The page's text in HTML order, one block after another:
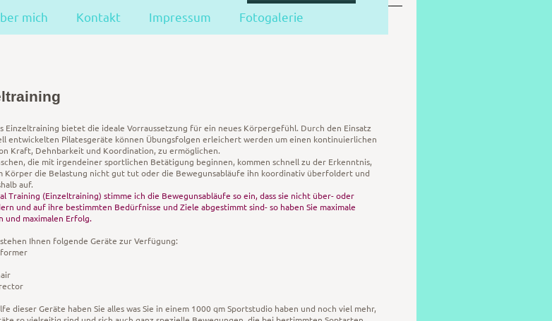
mich Kontakt Impressum Fotogalerie
Einzeltraining bietet die ideale Vorraussetzung für ein neues Körpergefühl. Durch den Einsatz
entwickelten Pilatesgeräte können Übungsfolgen erleichert werden um einen kontinuierlichen
Kraft, Dehnbarkeit und Koordination, zu ermöglichen.
die mit irgendeiner sportlichen Betätigung beginnen, kommen schnell zu der Erkenntnis,
Körper die Belastung nicht gut tut oder die Bewegunsabläufe ihn koordinativ überfoldert und
auf.
Training (Einzeltraining) stimme ich die Bewegunsabläufe so ein, dass sie nicht über- oder
und auf ihre bestimmten Bedürfnisse und Ziele abgestimmt sind- so haben Sie maximale
und maximalen Erfolg.
Ihnen folgende Geräte zur Verfügung:
dieser Geräte haben Sie alles was Sie in einem 1000 qm Sportstudio haben und noch viel mehr,